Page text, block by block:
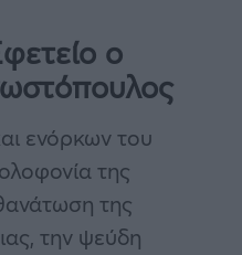
ο
ενόρκων του
της
της
την ψεύδη